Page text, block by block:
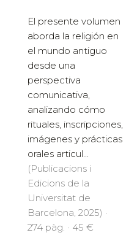
El presente volumen
aborda la religión en
el mundo antiguo
desde una
perspectiva
comunicativa,
analizando cómo
rituales, inscripciones,
imágenes y prácticas
orales articul...
(Publicacions i
Edicions de la
Universitat de
Barcelona, 2025) ·
274 pàg. · 45 €